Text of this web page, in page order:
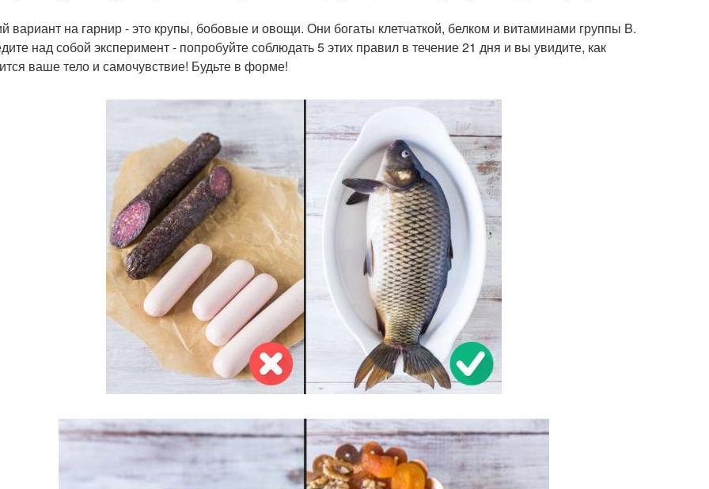
вариант на гарнир - это крупы, бобовые и овощи. Они богаты клетчаткой, белком и витаминами группы B.
над собой эксперимент - попробуйте соблюдать 5 этих правил в течение 21 дня и вы увидите, как
ваше тело и самочувствие! Будьте в форме!